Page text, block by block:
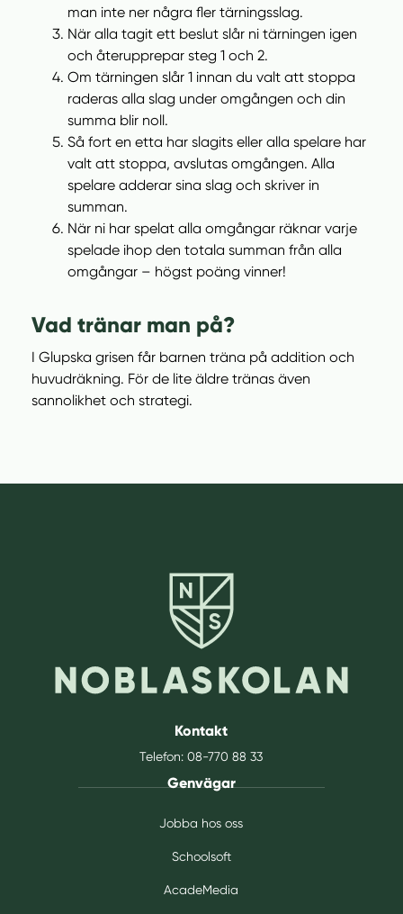
t
t
f
ö
n
t
e
man inte ner några fler tärningsslag.
När alla tagit ett beslut slår ni tärningen igen
och återupprepar steg 1 och 2.
Om tärningen slår 1 innan du valt att stoppa
raderas alla slag under omgången och din
summa blir noll.
Så fort en etta har slagits eller alla spelare har
valt att stoppa, avslutas omgången. Alla
spelare adderar sina slag och skriver in
summan.
När ni har spelat alla omgångar räknar varje
spelade ihop den totala summan från alla
omgångar – högst poäng vinner!
Vad tränar man på?
I Glupska grisen får barnen träna på addition och
huvudräkning. För de lite äldre tränas även
sannolikhet och strategi.
Kontakt
Telefon:08-770 88 33
Genvägar
Jobba hos oss
Schoolsoft
AcadeMedia